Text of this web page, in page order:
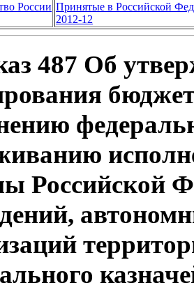
России Принятые в Российской
2012-12
487 Об
Российской